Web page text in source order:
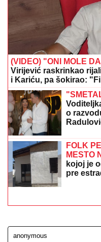
(VIDEO) "ONI MOLE
Virijević raskrinkao
i Kariću, pa šokirao:
o
FOLK
MESTO
kojoj je
pre